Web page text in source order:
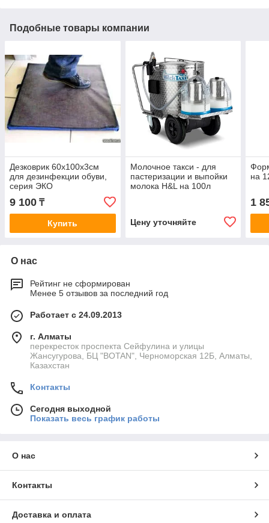
Подобные товары компании
Дезковрик 60x100x3см
для дезинфекции обуви,
серия ЭКО
9 100 ₸
Купить
Молочное такси - для
пастеризации и выпойки
молока H&L на 100л
Цену уточняйте
на
1
О нас
Рейтинг не сформирован
Менее 5 отзывов за последний год
Работает с 24.09.2013
г. Алматы
перекресток проспекта Сейфулина и улицы
Жансугурова, БЦ "BOTAN", Черноморская 12Б, Алматы,
Казахстан
Контакты
Сегодня выходной
Показать весь график работы
О нас
Контакты
Доставка и оплата